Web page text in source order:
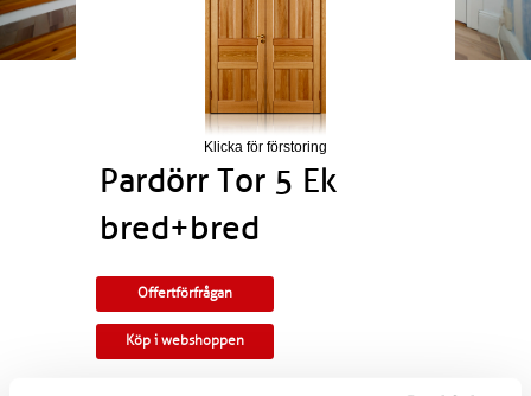
Klicka för förstoring
Pardörr Tor 5 Ek
bred+bred
Offertförfrågan
Köp i webshoppen